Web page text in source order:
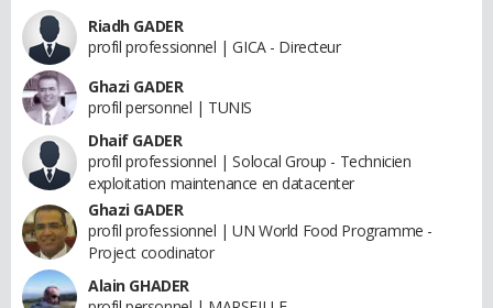
Riadh GADER
profil professionnel | GICA - Directeur
Ghazi GADER
profil personnel | TUNIS
Dhaif GADER
profil professionnel | Solocal Group - Technicien
exploitation maintenance en datacenter
Ghazi GADER
profil professionnel | UN World Food Programme -
Project coodinator
Alain GHADER